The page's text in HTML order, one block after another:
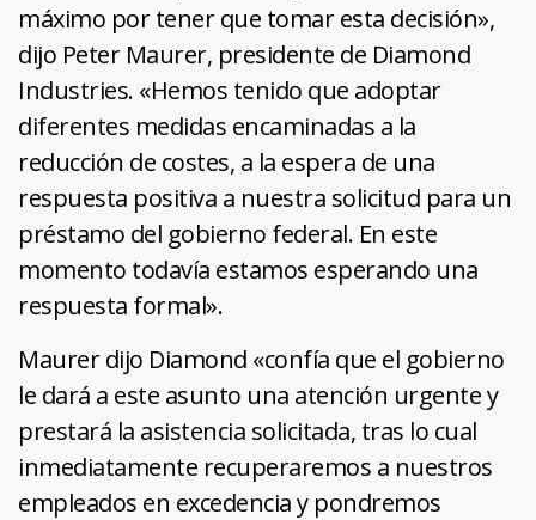
máximo por tener que tomar esta decisión»,
dijo Peter Maurer, presidente de Diamond
Industries. «Hemos tenido que adoptar
diferentes medidas encaminadas a la
reducción de costes, a la espera de una
respuesta positiva a nuestra solicitud para un
préstamo del gobierno federal. En este
momento todavía estamos esperando una
respuesta formal».
Maurer dijo Diamond «confía que el gobierno
le dará a este asunto una atención urgente y
prestará la asistencia solicitada, tras lo cual
inmediatamente recuperaremos a nuestros
empleados en excedencia y pondremos